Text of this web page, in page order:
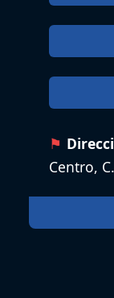
Centro,